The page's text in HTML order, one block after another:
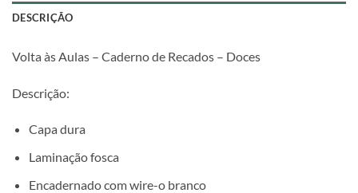
DESCRIÇÃO
Volta às Aulas – Caderno de Recados – Doces
Descrição:
Capa dura
Laminação fosca
Encadernado com wire-o branco